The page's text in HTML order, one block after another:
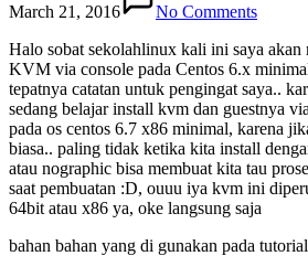
March 21, 2016
No Comments
Halo sobat sekolahlinux kali ini saya akan
KVM via console pada Centos 6.x
tepatnya catatan untuk pengingat saya..
sedang belajar install kvm dan guestnya
pada os centos 6.7 x86 minimal, karena
biasa.. paling tidak ketika kita install
atau nographic bisa membuat kita tau
saat pembuatan :D, ouuu iya kvm ini
64bit atau x86 ya, oke langsung saja
bahan bahan yang di gunakan pada